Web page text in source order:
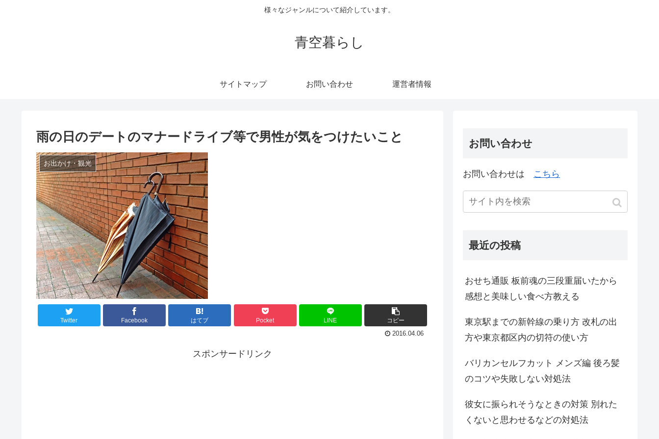
様々なジャンルについて紹介しています。
青空暮らし
サイトマップ お問い合わせ 運営者情報
雨の日のデートのマナードライブ等で男性が気をつけたいこと
お出かけ・観光
Twitter Facebook はてブ Pocket LINE
コピー
2016.04.06
スポンサードリンク
お問い合わせ
お問い合わせは こちら
最近の投稿
おせち通販 板前魂の三段重届いたから
感想と美味しい食べ方教える
東京駅までの新幹線の乗り方 改札の出
方や東京都区内の切符の使い方
バリカンセルフカット メンズ編 後ろ髪
のコツや失敗しない対処法
彼女に振られそうなときの対策 別れた
くないと思わせるなどの対処法